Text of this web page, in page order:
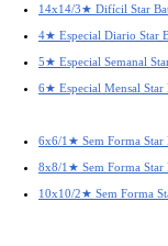
14x14/3★ Difícil Star
4★ Especial Diario Star
5★ Especial Semanal
6★ Especial Mensal Star
6x6/1★ Sem Forma Star
8x8/1★ Sem Forma Star
10x10/2★ Sem Forma